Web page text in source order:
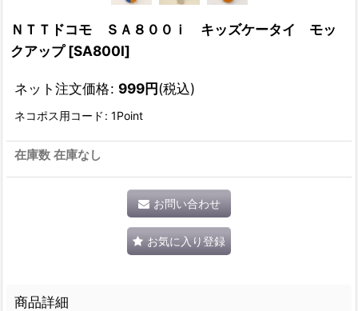
ＮＴＴドコモ ＳＡ８００ｉ キッズケータイ モッ
クアップ [SA800I]
ネット注文価格: 999円(税込)
ネコポス用コード : 1Point
在庫数 在庫なし
お問い合わせ
お気に入り登録
商品詳細